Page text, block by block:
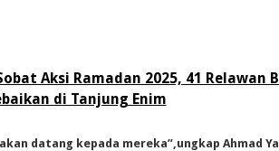
Aksi Ramadan 2025, 41 Relawan
di Tanjung Enim
datang kepada mereka”,ungkap Ahmad